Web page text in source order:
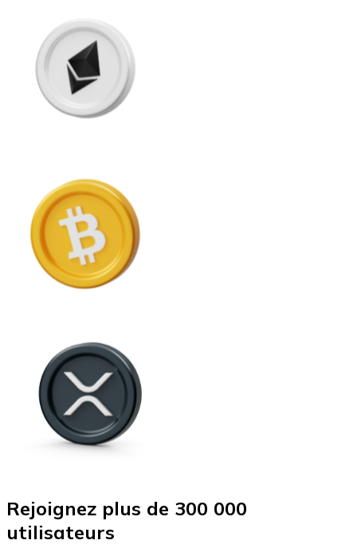
Rejoignez plus de 300 000
utilisateurs